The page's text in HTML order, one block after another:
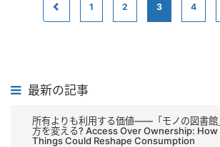
1 2 3 4
最新の記事
所有よりも利用する価値――「モノの図書館
方を変える? Access Over Ownership:
Things Could Reshape Consumption